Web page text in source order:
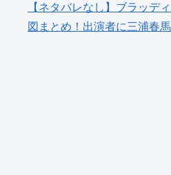
【ネタバレなし】ブラッデ
図まとめ！出演者に三浦春